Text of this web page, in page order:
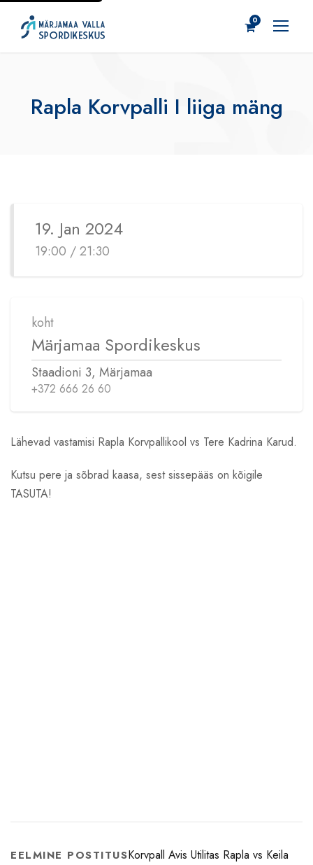
0
Rapla Korvpalli I liiga mäng
19. Jan 2024
19:00 / 21:30
koht
Märjamaa Spordikeskus
Staadioni 3, Märjamaa
+372 666 26 60
Lähevad vastamisi Rapla Korvpallikool vs Tere Kadrina Karud.
Kutsu pere ja sõbrad kaasa, sest sissepääs on kõigile
TASUTA!
EELMINE POSTITUSKorvpall Avis Utilitas Rapla vs Keila